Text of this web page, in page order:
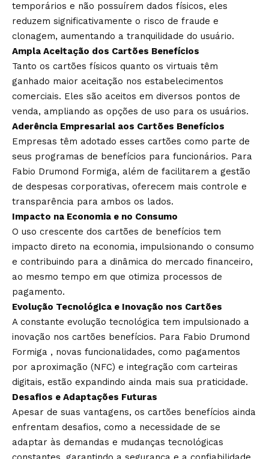
temporários e não possuírem dados físicos, eles
reduzem significativamente o risco de fraude e
clonagem, aumentando a tranquilidade do usuário.
Ampla Aceitação dos Cartões Benefícios
Tanto os cartões físicos quanto os virtuais têm
ganhado maior aceitação nos estabelecimentos
comerciais. Eles são aceitos em diversos pontos de
venda, ampliando as opções de uso para os usuários.
Aderência Empresarial aos Cartões Benefícios
Empresas têm adotado esses cartões como parte de
seus programas de benefícios para funcionários. Para
Fabio Drumond Formiga, além de facilitarem a gestão
de despesas corporativas, oferecem mais controle e
transparência para ambos os lados.
Impacto na Economia e no Consumo
O uso crescente dos cartões de benefícios tem
impacto direto na economia, impulsionando o consumo
e contribuindo para a dinâmica do mercado financeiro,
ao mesmo tempo em que otimiza processos de
pagamento.
Evolução Tecnológica e Inovação nos Cartões
A constante evolução tecnológica tem impulsionado a
inovação nos cartões benefícios. Para Fabio Drumond
Formiga , novas funcionalidades, como pagamentos
por aproximação (NFC) e integração com carteiras
digitais, estão expandindo ainda mais sua praticidade.
Desafios e Adaptações Futuras
Apesar de suas vantagens, os cartões benefícios ainda
enfrentam desafios, como a necessidade de se
adaptar às demandas e mudanças tecnológicas